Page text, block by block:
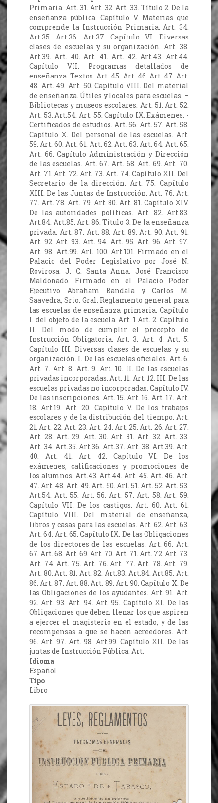
Primaria. Art. 31. Art. 32. Art. 33. Título 2. De la
enseñanza pública. Capítulo V. Materias que
comprende la Instrucción Primaria. Art. 34.
Art.35. Art.36. Art.37. Capítulo VI. Diversas
clases de escuelas y su organización. Art. 38.
Art.39. Art. 40. Art. 41. Art. 42. Art.43. Art.44.
Capítulo VII. Programas detallados de
enseñanza. Textos. Art. 45. Art. 46. Art. 47. Art.
48. Art. 49. Art. 50. Capítulo VIII. Del material
de enseñanza. Útiles y locales para escuelas. –
Bibliotecas y museos escolares. Art. 51. Art. 52.
Art. 53. Art.54. Art. 55. Capítulo IX. Exámenes. -
Certificados de estudios. Art. 56. Art. 57. Art. 58.
Capítulo X. Del personal de las escuelas. Art.
59. Art. 60. Art. 61. Art. 62. Art. 63. Art. 64. Art. 65.
Art. 66. Capítulo Administración y Dirección
de las escuelas. Art. 67. Art. 68. Art. 69. Art. 70.
Art. 71. Art. 72. Art. 73. Art. 74. Capítulo XII. Del
Secretario de la dirección. Art. 75. Capítulo
XIII. De las Juntas de Instrucción. Art. 76. Art.
77. Art. 78. Art. 79. Art. 80. Art. 81. Capítulo XIV.
De las autoridades políticas. Art. 82. Art.83.
Art.84. Art.85. Art. 86. Título 3. De la enseñanza
privada. Art. 87. Art. 88. Art. 89. Art. 90. Art. 91.
Art. 92. Art. 93. Art. 94. Art. 95. Art. 96. Art. 97.
Art. 98. Art.99. Art. 100. Art.101. Firmado en el
Palacio del Poder Legislativo por José N.
Rovirosa, J. C. Santa Anna, José Francisco
Maldonado. Firmado en el Palacio Poder
Ejecutivo Abraham Bandala y Carlos M.
Saavedra, Srio. Gral. Reglamento general para
las escuelas de enseñanza primaria. Capítulo
I. del objeto de la escuela. Art. 1 Art. 2. Capítulo
II. Del modo de cumplir el precepto de
Instrucción Obligatoria. Art. 3. Art. 4. Art. 5.
Capítulo III. Diversas clases de escuelas y su
organización. I. De las escuelas oficiales. Art. 6.
Art. 7. Art. 8. Art. 9. Art. 10. II. De las escuelas
privadas incorporadas. Art. 11. Art. 12. III. De las
escuelas privadas no incorporadas. Capítulo IV.
De las inscripciones. Art. 15. Art. 16. Art. 17. Art.
18. Art.19. Art. 20. Capítulo V. De los trabajos
escolares y de la distribución del tiempo. Art.
21. Art. 22. Art. 23. Art. 24. Art. 25. Art. 26. Art. 27.
Art. 28. Art. 29. Art. 30. Art. 31. Art. 32. Art. 33.
Art. 34. Art.35. Art.36. Art.37. Art. 38. Art.39. Art.
40. Art. 41. Art. 42. Capítulo VI. De los
exámenes, calificaciones y promociones de
los alumnos. Art.43. Art.44. Art. 45. Art. 46. Art.
47. Art. 48. Art. 49. Art. 50. Art. 51. Art. 52. Art. 53.
Art.54. Art. 55. Art. 56. Art. 57. Art. 58. Art. 59.
Capítulo VII. De los castigos. Art. 60. Art. 61.
Capítulo VIII. Del material de enseñanza,
libros y casas para las escuelas. Art. 62. Art. 63.
Art. 64. Art. 65. Capítulo IX. De las Obligaciones
de los directores de las escuelas. Art. 66. Art.
67. Art. 68. Art. 69. Art. 70. Art. 71. Art. 72. Art. 73.
Art. 74. Art. 75. Art. 76. Art. 77. Art. 78. Art. 79.
Art. 80. Art. 81. Art. 82. Art.83. Art.84. Art.85. Art.
86. Art. 87. Art. 88. Art. 89. Art. 90. Capítulo X. De
las Obligaciones de los ayudantes. Art. 91. Art.
92. Art. 93. Art. 94. Art. 95. Capítulo XI. De las
Obligaciones que deben llenar los que aspiren
a ejercer el magisterio en el estado, y de las
recompensas a que se hacen acreedores. Art.
96. Art. 97. Art. 98. Art.99. Capítulo XII. De las
juntas de Instrucción Pública. Art.
Idioma
Español
Tipo
Libro